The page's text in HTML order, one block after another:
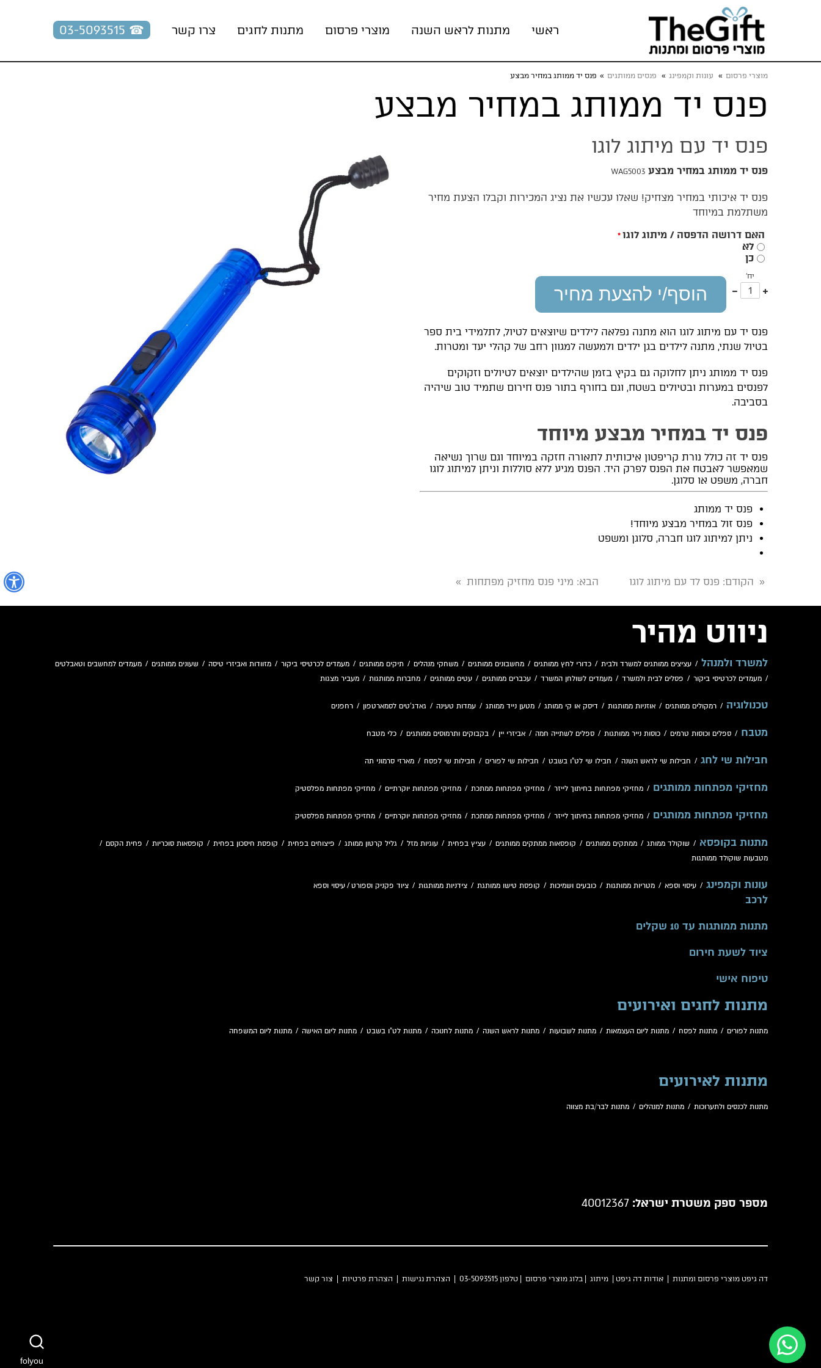
ראשי מתנות לראש השנה מוצרי פרסום מתנות לחגים צרו קשר ☎︎ 03-5093515
מוצרי פרסום » עונות וקמפינג » פנסים ממותגים » פנס יד ממותג במחיר מבצע
פנס יד ממותג במחיר מבצע
פנס יד עם מיתוג לוגו
פנס יד ממותג במחיר מבצע WAG5003
פנס יד איכותי במחיר מצחיק! שאלו עכשיו את נציג המכירות וקבלו הצעת מחיר
משתלמת במיוחד
האם דרושה הדפסה / מיתוג לוגו *
לא
כן
יח'
עוד
אחד
הוסף/י להצעת מחיר
פנס יד עם מיתוג לוגו הוא מתנה נפלאה לילדים שיוצאים לטיול, לתלמידי בית ספר
בטיול שנתי, מתנה לילדים בגן ילדים ולמעשה למגוון רחב של קהלי יעד ומטרות.
פנס יד ממותג ניתן לחלוקה גם בקיץ בזמן שהילדים יוצאים לטיולים וזקוקים
לפנסים במערות ובטיולים בשטח, וגם בחורף בתור פנס חירום שתמיד טוב שיהיה
בסביבה.
פנס יד במחיר מבצע מיוחד
פנס יד זה כולל נורת קריפטון איכותית לתאורה חזקה במיוחד וגם שרוך נשיאה
שמאפשר לאבטח את הפנס לפרק היד. הפנס מגיע ללא סוללות וניתן למיתוג לוגו
חברה, משפט או סלוגן.
פנס יד ממותג
פנס זול במחיר מבצע מיוחד!
ניתן למיתוג לוגו חברה, סלוגן ומשפט
« הקודם: פנס לד עם מיתוג לוגו הבא: מיני פנס מחזיק מפתחות »
ניווט מהיר
למשרד ולמנהל / עציצים ממותגים למשרד ולבית / כדורי לחץ ממותגים / מחשבונים ממותגים / משחקי מנהלים / תיקים ממותגים / מעמדים לכרטיסי ביקור / מזוודות ואביזרי טיסה / שעונים ממותגים / מעמדים למחשבים וטאבלטים
/ מעמדים לכרטיסי ביקור / פסלים לבית ולמשרד / מעמדים לשולחן המשרד / עכברים ממותגים / עטים ממותגים / מחברות ממותגות / מעביר מצגות
טכנולוגיה / רמקולים ממותגים / אוזניות ממותגות / דיסק או קי ממותג / מטען נייד ממותג / עמדות טעינה / גאדג'טים לסמארטפון / רחפנים
מטבח / ספלים וכוסות טרמים / כוסות נייר ממותגות / ספלים לשתייה חמה / אביזרי יין / בקבוקים ותרמוסים ממותגים / כלי מטבח
חבילות שי לחג / חבילות שי לראש השנה / חבילו שי לט"ו בשבט / חבילות שי לפורים / חבילות שי לפסח / מארזי סרמוני תה
מחזיקי מפתחות ממותגים / מחזיקי מפתחות בחיתוך לייזר / מחזיקי מפתחות ממתכת / מחזיקי מפתחות יוקרתיים / מחזיקי מפתחות מפלסטיק
מחזיקי מפתחות ממותגים / מחזיקי מפתחות בחיתוך לייזר / מחזיקי מפתחות ממתכת / מחזיקי מפתחות יוקרתיים / מחזיקי מפתחות מפלסטיק
מתנות בקופסא / שוקולד ממותג / ממתקים ממותגים / קופסאות ממתקים ממותגים / עציץ בפחית / עוגיות מזל / גליל קרטון ממותג / פיצוחים בפחית / קופסת חיסכון בפחית / קופסאות סוכריות / פחית הקסם /
מטבעות שוקולד ממותגות
עונות וקמפינג / עיסוי וספא / מטריות ממותגות / כובעים ושמיכות / קופסת טישו ממותגת / צידניות ממותגות / ציוד פקניק וספורט / עיסוי וספא
לרכב
מתנות ממותגות עד 10 שקלים
ציוד לשעת חירום
טיפוח אישי
מתנות לחגים ואירועים
מתנות לפורים / מתנות לפסח / מתנות ליום העצמאות / מתנות לשבועות / מתנות לראש השנה / מתנות לחנוכה / מתנות לט"ו בשבט / מתנות ליום האישה / מתנות ליום המשפחה
מתנות לאירועים
מתנות לכנסים ולתערוכות / מתנות למנהלים / מתנות לבר/בת מצווה
מספר ספק משטרת ישראל:
דה גיפט מוצרי פרסום ומתנות | אודות דה גיפט מיתוג בלוג מוצרי פרסום | טלפון 03-5093515 | הצהרת נגישות הצהרת פרטיות צור קשר
folyou